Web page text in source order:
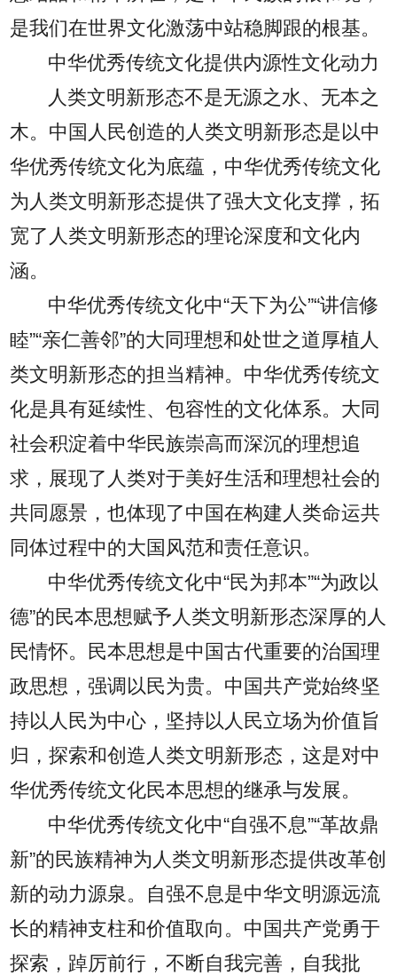
是我们在世界文化激荡中站稳脚跟的根基。
中华优秀传统文化提供内源性文化动力
人类文明新形态不是无源之水、无本之
木。中国人民创造的人类文明新形态是以中
华优秀传统文化为底蕴，中华优秀传统文化
为人类文明新形态提供了强大文化支撑，拓
宽了人类文明新形态的理论深度和文化内
涵。
中华优秀传统文化中“天下为公”“讲信修
睦”“亲仁善邻”的大同理想和处世之道厚植人
类文明新形态的担当精神。中华优秀传统文
化是具有延续性、包容性的文化体系。大同
社会积淀着中华民族崇高而深沉的理想追
求，展现了人类对于美好生活和理想社会的
共同愿景，也体现了中国在构建人类命运共
同体过程中的大国风范和责任意识。
中华优秀传统文化中“民为邦本”“为政以
德”的民本思想赋予人类文明新形态深厚的人
民情怀。民本思想是中国古代重要的治国理
政思想，强调以民为贵。中国共产党始终坚
持以人民为中心，坚持以人民立场为价值旨
归，探索和创造人类文明新形态，这是对中
华优秀传统文化民本思想的继承与发展。
中华优秀传统文化中“自强不息”“革故鼎
新”的民族精神为人类文明新形态提供改革创
新的动力源泉。自强不息是中华文明源远流
长的精神支柱和价值取向。中国共产党勇于
探索，踔厉前行，不断自我完善，自我批